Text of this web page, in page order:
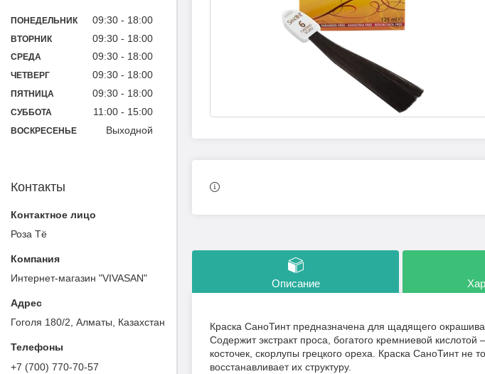
Описание
Краска СаноТинт предназначена для щадящего
Содержит экстракт проса, богатого кремниевой
косточек, скорлупы грецкого ореха. Краска СаноТинт не
восстанавливает их структуру.
ПОНЕДЕЛЬНИК 09:30 18:00
ВТОРНИК 09:30 18:00
СРЕДА 09:30 18:00
ЧЕТВЕРГ 09:30 18:00
ПЯТНИЦА 09:30 18:00
СУББОТА 11:00 15:00
ВОСКРЕСЕНЬЕ Выходной
Контакты
Роза Тё
Интернет-магазин "VIVASAN"
Гоголя 180/2, Алматы, Казахстан
+7 (700) 770-70-57